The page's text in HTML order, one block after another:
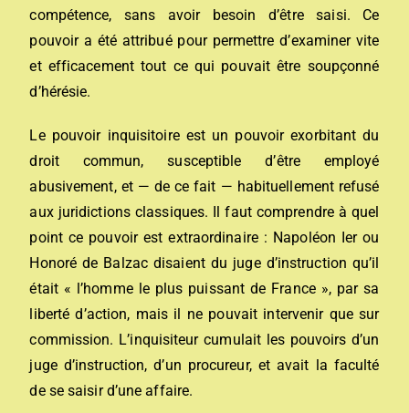
compétence, sans avoir besoin d’être saisi. Ce
pouvoir a été attribué pour permettre d’examiner vite
et efficacement tout ce qui pouvait être soupçonné
d’hérésie.
Le pouvoir inquisitoire est un pouvoir exorbitant du
droit commun, susceptible d’être employé
abusivement, et — de ce fait — habituellement refusé
aux juridictions classiques. Il faut comprendre à quel
point ce pouvoir est extraordinaire : Napoléon Ier ou
Honoré de Balzac disaient du juge d’instruction qu’il
était « l’homme le plus puissant de France », par sa
liberté d’action, mais il ne pouvait intervenir que sur
commission. L’inquisiteur cumulait les pouvoirs d’un
juge d’instruction, d’un procureur, et avait la faculté
de se saisir d’une affaire.